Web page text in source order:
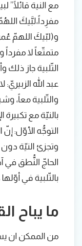
مع النية قائلًا”
مفرِداً،لبَّيكَ
و(لبّيكَ اللهمّ
متمتّعاً لا مفرداً
التّلبية جاز ذلك
عبد الله الزبيريّ:
والتّلبية معاً،
بالنيّة مع
التوجُّه الأوّل: إنّ
وتجزئ النيّة دون
الحاجّ النُّطق في
بالتّلبية في
ما يباح
من الممكن ان